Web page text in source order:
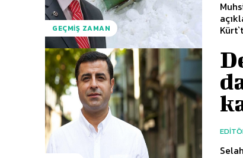
GEÇMIŞ ZAMAN